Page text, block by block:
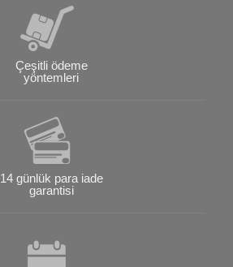
Çeşitli ödeme
yöntemleri
14 günlük para iade
garantisi